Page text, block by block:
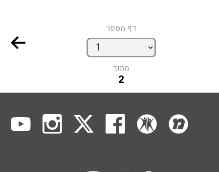
דף מספר
מתוך
2